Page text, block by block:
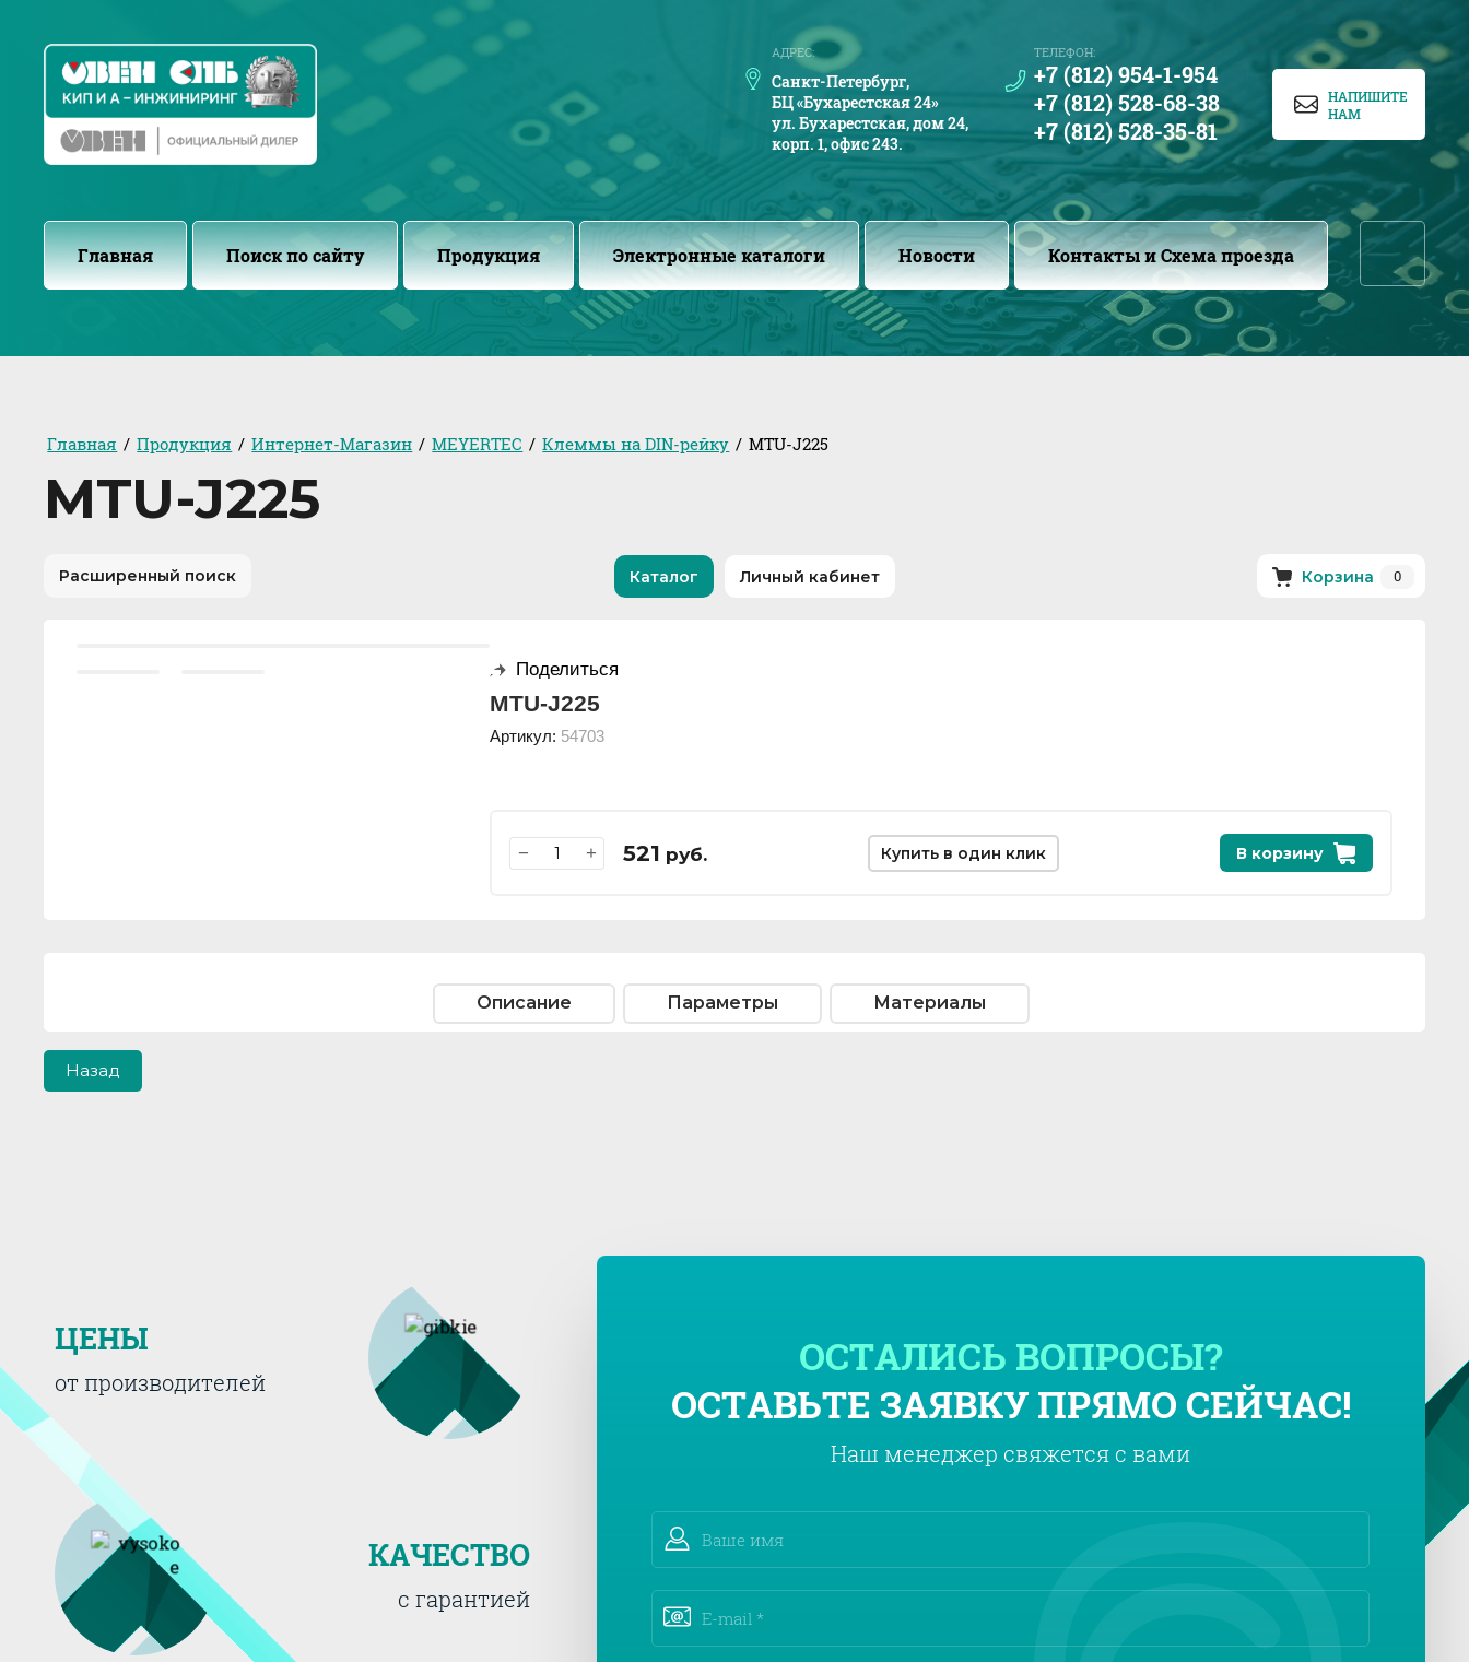
АДРЕС:
Санкт-Петербург,
БЦ «Бухарестская 24»
ул. Бухарестская, дом 24,
корп. 1, офис 243.
ТЕЛЕФОН:
+7 (812) 954-1-954
+7 (812) 528-68-38
+7 (812) 528-35-81
НАПИШИТЕ
НАМ
Главная Поиск по сайту Продукция Электронные каталоги Новости Контакты и Схема проезда ...
Главная / Продукция / Интернет-Магазин / MEYERTEC / Клеммы на DIN-рейку / MTU-J225
MTU-J225
Расширенный поиск Каталог Личный кабинет Корзина 0
Поделиться
MTU-J225
Артикул: 54703
− + 521 руб. В корзину
Купить в один клик
Описание Параметры Материалы
Назад
ОСТАЛИСЬ ВОПРОСЫ?
ОСТАВЬТЕ ЗАЯВКУ ПРЯМО СЕЙЧАС!
Наш менеджер свяжется с вами
ЦЕНЫ
от производителей
КАЧЕСТВО
с гарантией